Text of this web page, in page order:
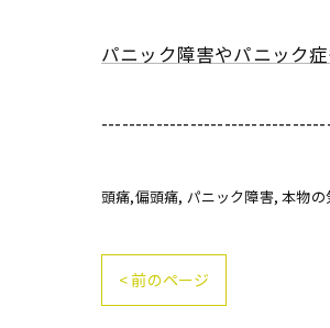
パニック障害やパニック
頭痛,偏頭痛 パニック障害 本物の
< 前のページ